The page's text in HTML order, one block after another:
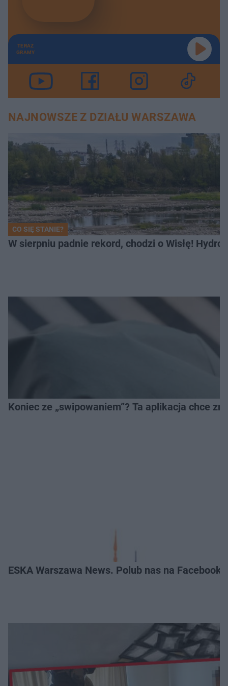
TERAZ
GRAMY
NAJNOWSZE Z DZIAŁU WARSZAWA
CO SIĘ STANIE?
W sierpniu padnie rekord, chodzi o Wisłę!
Koniec ze „swipowaniem”? Ta aplikacja chce
ESKA Warszawa News. Polub nas na